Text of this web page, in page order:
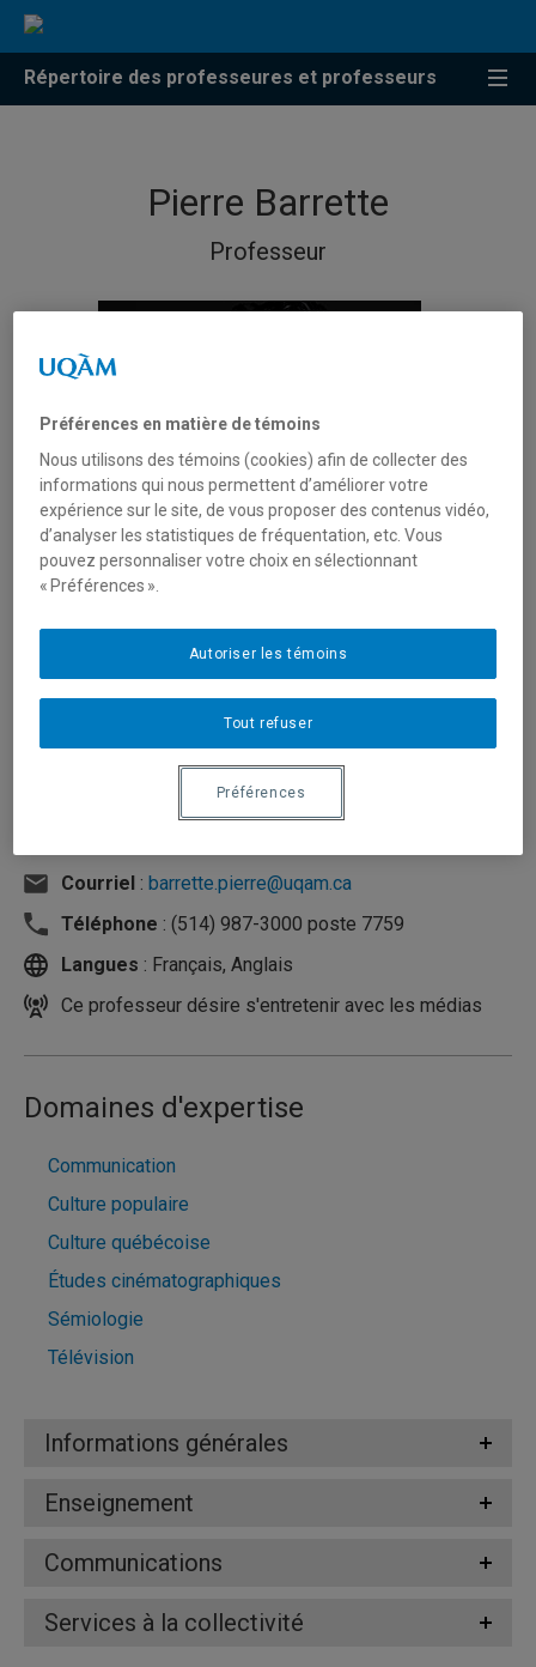
Répertoire des professeures et professeurs
Pierre Barrette
Professeur
Département de communication sociale et
Courriel : barrette.pierre@uqam.ca
Téléphone : (514) 987-3000 poste 7759
Langues : Français, Anglais
Ce professeur désire s'entretenir avec les médias
Domaines d'expertise
Communication
Culture populaire
Culture québécoise
Études cinématographiques
Sémiologie
Télévision
Informations générales
Enseignement
Communications
Services à la collectivité
Préférences en matière de témoins
Nous utilisons des témoins (cookies) afin de collecter des
informations qui nous permettent d’améliorer votre
expérience sur le site, de vous proposer des contenus vidéo,
d’analyser les statistiques de fréquentation, etc. Vous
pouvez personnaliser votre choix en sélectionnant
« Préférences ».
Tout refuser
Autoriser les témoins
Préférences